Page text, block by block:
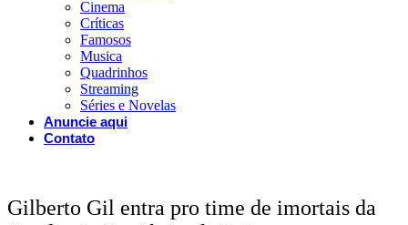
Cinema
Críticas
Famosos
Musica
Quadrinhos
Streaming
Séries e Novelas
Anuncie aqui
Contato
Gilberto Gil entra pro time de imortais da